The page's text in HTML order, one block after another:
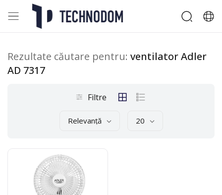
Rezultate căutare pentru: ventilator Adler
AD 7317
Filtre
Relevanță 20